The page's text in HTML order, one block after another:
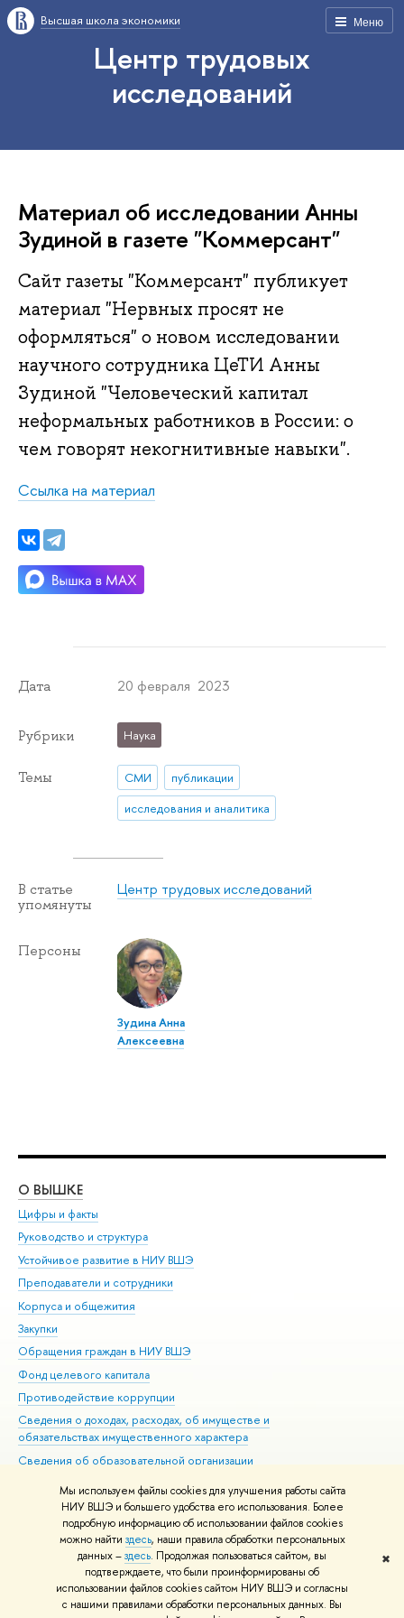
Мы используем файлы cookies для улучшения работы сайта
НИУ ВШЭ и большего удобства его использования. Более
подробную информацию об использовании файлов cookies
можно найти здесь, наши правила обработки персональных
данных –здесь. Продолжая пользоваться сайтом, вы
подтверждаете, что были проинформированы об
использовании файлов cookies сайтом НИУ ВШЭ и согласны
с нашими правилами обработки персональных данных. Вы
✖
Меню
Высшая школа экономики
Центр трудовых
исследований
Материал об исследовании Анны
Зудиной в газете "Коммерсант"
Сайт газеты "Коммерсант" публикует
материал "Нервных просят не
оформляться" о новом исследовании
научного сотрудника ЦеТИ Анны
Зудиной "Человеческий капитал
неформальных работников в России: о
чем говорят некогнитивные навыки".
Ссылка на материал
Дата 20 февраля 2023
Рубрики Наука
Темы СМИ
публикации
исследования и аналитика
В статье
упомянуты
Центр трудовых исследований
Персоны
Зудина Анна
Алексеевна
О ВЫШКЕ
Цифры и факты
Руководство и структура
Устойчивое развитие в НИУ ВШЭ
Преподаватели и сотрудники
Корпуса и общежития
Закупки
Обращения граждан в НИУ ВШЭ
Фонд целевого капитала
Противодействие коррупции
Сведения о доходах, расходах, об имуществе и
обязательствах имущественного характера
Сведения об образовательной организации
Людям с ограниченными возможностями здоровья
Единая платежная страница
Работа в Вышке
© НИУ ВШЭ 1993–2026 Адреса и контакты Условия использования
материалов Политика конфиденциальности Карта сайта